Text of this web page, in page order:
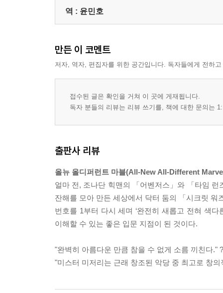
역 : 윤민호
만든 이 코멘트
저자, 역자, 편집자를 위한 공간입니다. 독자들에게 전하
접수된 글은 확인을 거쳐 이 곳에 게재됩니다.
독자 분들의 리뷰는 리뷰 쓰기를, 책에 대한 문의는
출판사 리뷰
올뉴 올디퍼런트 마블(All-New All-Different
얼마 전, 조나단 힉맨의 「어벤저스」와 「타임
잔해를 모아 만든 세상에서 닥터 둠의 「시크릿
번호를 1부터 다시 세며 ‘완전히 새롭고 전혀 색
이해할 수 있는 좋은 입문 지점이 된 것이다.
"완벽히 아름다운 만큼 참을 수 없게 소름 끼친다."
"미스터 미저리는 근래 창조된 악당 중 최고로 창